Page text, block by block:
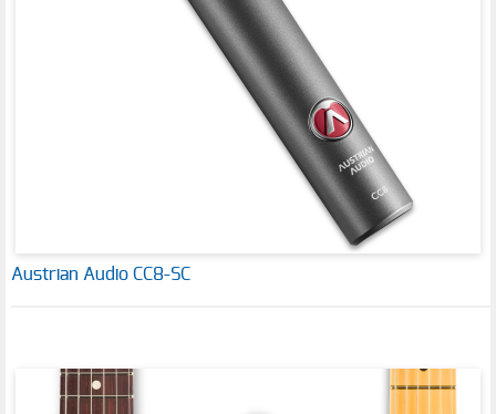
Austrian Audio CC8-SC